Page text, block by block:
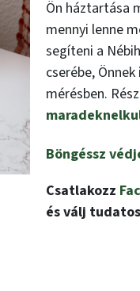
Ön háztartása
mennyi lenne
segíteni a
cserébe,
mérésben.
Böngéssz
Csatlakozz
és válj